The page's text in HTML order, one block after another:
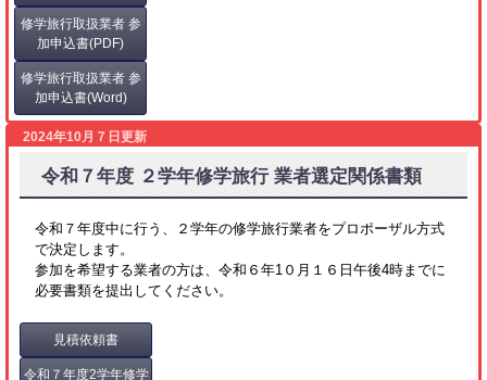
修学旅行取扱業者 参
加申込書(PDF)
修学旅行取扱業者 参
加申込書(Word)
2024年10月７日更新
令和７年度 ２学年修学旅行 業者選定関係書類
令和７年度中に行う、２学年の修学旅行業者をプロポーザル方式
で決定します。
参加を希望する業者の方は、令和６年1０月１６日午後4時までに
必要書類を提出してください。
見積依頼書
令和７年度2学年修学